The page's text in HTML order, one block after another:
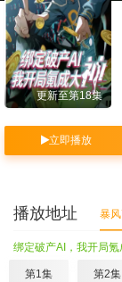
更新至第18集
立即播放
播放地址 暴
绑定破产AI，我开局氪
第1集 第2集